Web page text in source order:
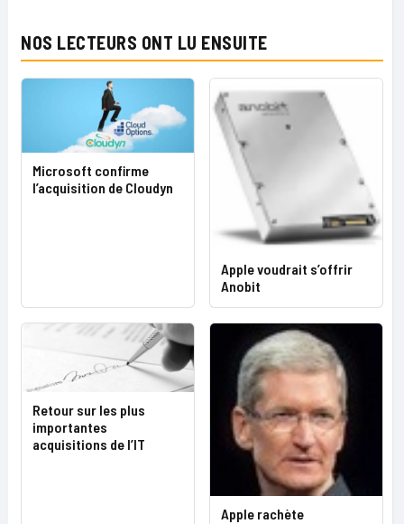
NOS LECTEURS ONT LU ENSUITE
Microsoft confirme
l’acquisition de Cloudyn
Apple voudrait s’offrir
Anobit
Retour sur les plus
importantes
acquisitions de l’IT
Apple rachète